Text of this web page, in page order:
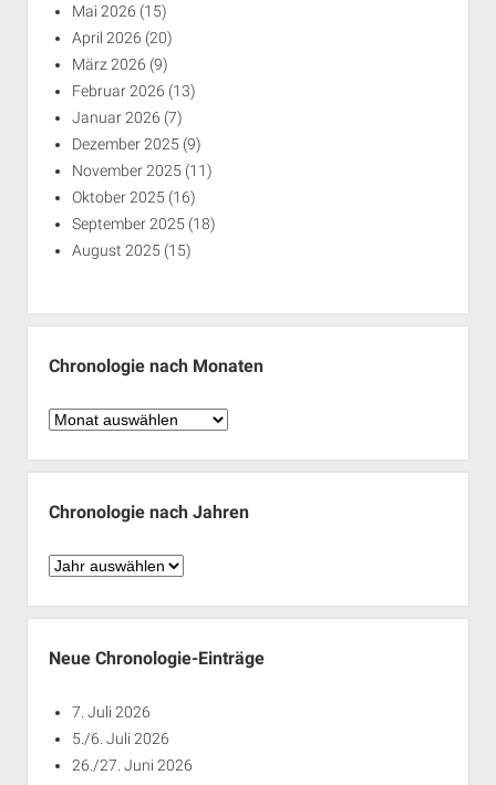
Mai 2026 (15)
April 2026 (20)
März 2026 (9)
Februar 2026 (13)
Januar 2026 (7)
Dezember 2025 (9)
November 2025 (11)
Oktober 2025 (16)
September 2025 (18)
August 2025 (15)
Chronologie nach Monaten
Chronologie
Monaten
Chronologie nach Jahren
Chronologie
Jahren
Neue Chronologie-Einträge
7. Juli 2026
5./6. Juli 2026
26./27. Juni 2026